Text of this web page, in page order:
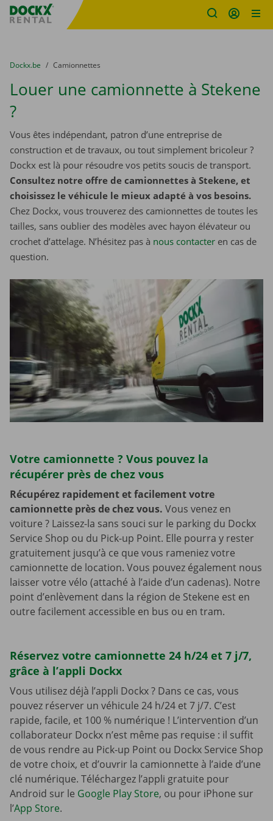
sitename
You are here:
du
Dockx.be to
Camionnettes
Louer une camionnette à Stekene
?
Vous êtes indépendant, patron d’une entreprise de
construction et de travaux, ou tout simplement bricoleur ?
Dockx est là pour résoudre vos petits soucis de transport.
Consultez notre offre de camionnettes à Stekene, et
choisissez le véhicule le mieux adapté à vos besoins.
Chez Dockx, vous trouverez des camionnettes de toutes les
tailles, sans oublier des modèles avec hayon élévateur ou
crochet d’attelage. N’hésitez pas à nous contacter ​​​​​​​ en cas de
question.
Votre camionnette ? Vous pouvez la
récupérer près de chez vous
Récupérez rapidement et facilement votre
camionnette près de chez vous. Vous venez en
voiture ? Laissez-la sans souci sur le parking du Dockx
Service Shop ou du Pick-up Point. Elle pourra y rester
gratuitement jusqu’à ce que vous rameniez votre
camionnette de location. Vous pouvez également nous
laisser votre vélo (attaché à l’aide d’un cadenas). Notre
point d’enlèvement dans la région de Stekene est en
outre facilement accessible en bus ou en tram.
Réservez votre camionnette 24 h/24 et 7 j/7,
grâce à l’appli Dockx
Vous utilisez déjà l’appli Dockx ? Dans ce cas, vous
pouvez réserver un véhicule 24 h/24 et 7 j/7. C’est
rapide, facile, et 100 % numérique ! L’intervention d’un
collaborateur Dockx n’est même pas requise : il suffit
de vous rendre au Pick-up Point ou Dockx Service Shop
de votre choix, et d’ouvrir la camionnette à l’aide d’une
clé numérique. Téléchargez l’appli gratuite pour
Android sur le Google Play Store, ou pour iPhone sur
l’App Store.